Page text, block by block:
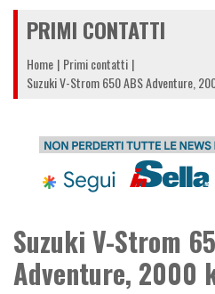
PRIMI CONTATTI
Home Primi contatti
Suzuki V-Strom 650 ABS Adventure,
Suzuki V-Strom
Adventure, 2000